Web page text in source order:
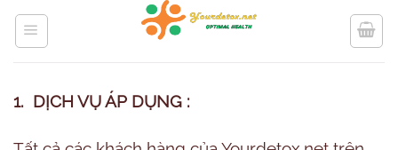
Bỏ
qua
1. DỊCH VỤ ÁP DỤNG :